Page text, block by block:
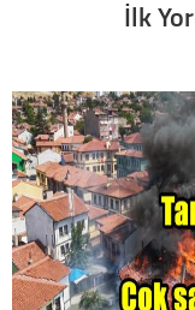
İlk